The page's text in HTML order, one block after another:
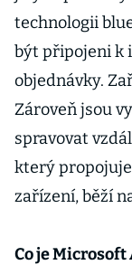
technologii
být připojeni k
objednávky.
Zároveň jsou
spravovat
který
zařízení, běží
Co je Microsoft